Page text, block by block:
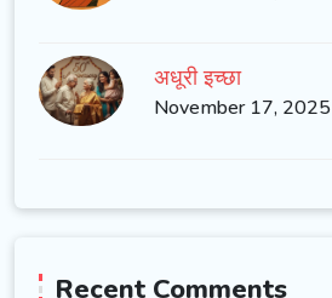
अधूरी इच्छा
November 17, 2025
Recent Comments